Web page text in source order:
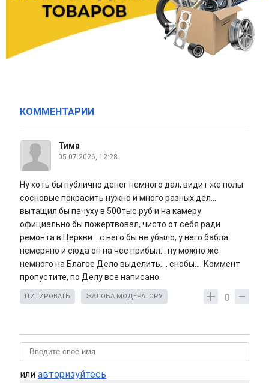
КОММЕНТАРИИ
Тима
05.07.2026, 12:28
Ну хоть бы публично денег немного дал, видит же полы
сосновые покрасить нужно и много разных дел...
вытащил бы пачуху в 500тыс.руб и на камеру
официально бы пожертвовал, чисто от себя ради
ремонта в Церкви... с него бы не убыло, у него бабла
немеряно и сюда он на чес прибыл... ну можно же
немного на Благое Дело выделить.... снобы.... Коммент
пропустите, по Делу все написано.
0
ЦИТИРОВАТЬ ЖАЛОБА МОДЕРАТОРУ
или авторизуйтесь